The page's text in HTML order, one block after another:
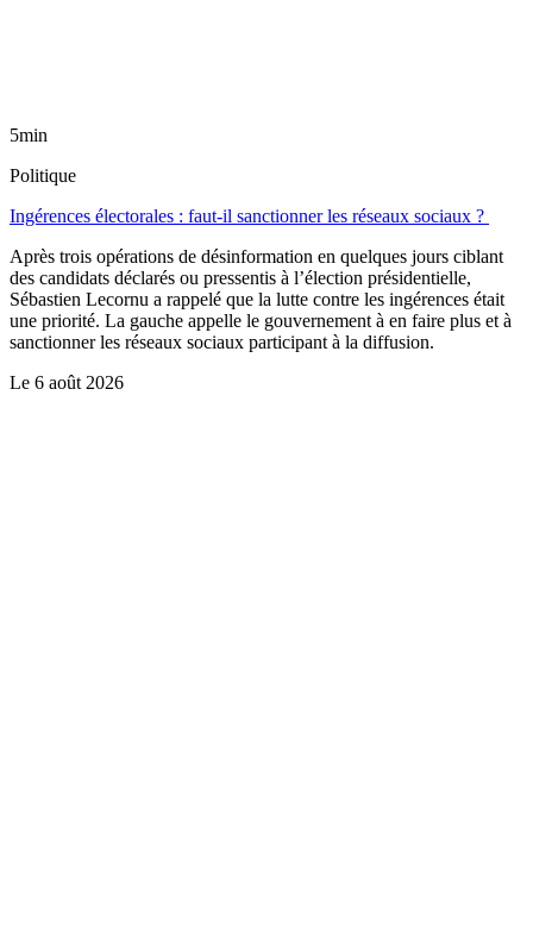
5min
Politique
Ingérences électorales : faut-il sanctionner les réseaux sociaux ?
Après trois opérations de désinformation en quelques jours ciblant
des candidats déclarés ou pressentis à l’élection présidentielle,
Sébastien Lecornu a rappelé que la lutte contre les ingérences était
une priorité. La gauche appelle le gouvernement à en faire plus et à
sanctionner les réseaux sociaux participant à la diffusion.
Le 6 août 2026